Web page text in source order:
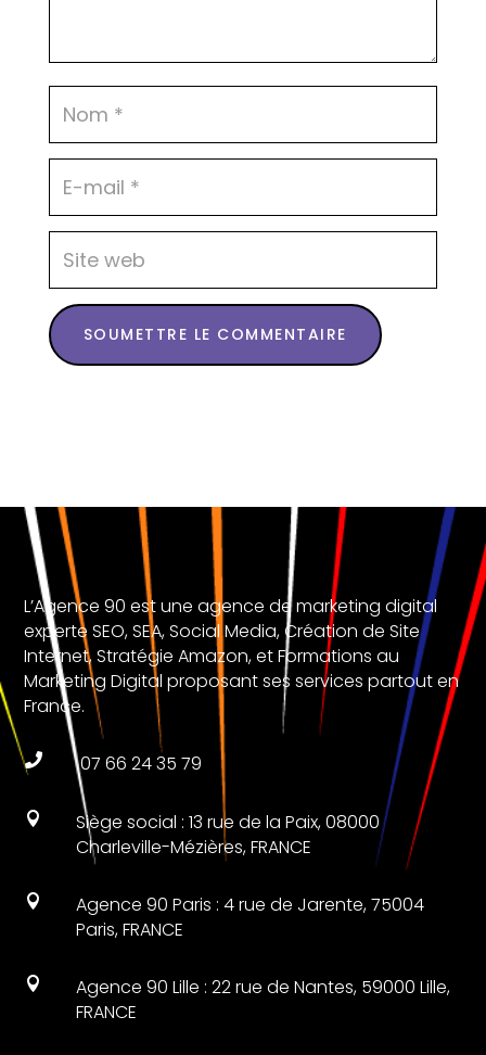
SOUMETTRE LE COMMENTAIRE
L’Agence 90 est une agence de marketing digital
experte SEO, SEA, Social Media, Création de Site
Internet, Stratégie Amazon, et Formations au
Marketing Digital proposant ses services partout en
France.
 07 66 24 35 79

Siège social : 13 rue de la Paix, 08000
Charleville-Mézières, FRANCE

Agence 90 Paris : 4 rue de Jarente, 75004
Paris, FRANCE

Agence 90 Lille : 22 rue de Nantes, 59000 Lille,
FRANCE